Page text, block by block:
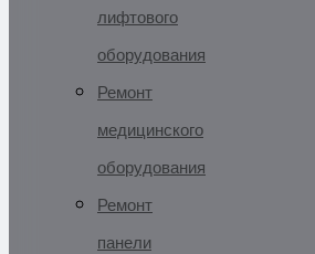
лифтового
оборудования
Ремонт
медицинского
оборудования
Ремонт
панели